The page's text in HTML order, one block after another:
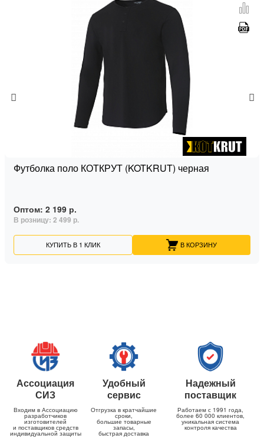
Футболка поло КОТКРУТ (KOTKRUT) черная
Оптом: 2 199 р.
В розницу: 2 499 р.
КУПИТЬ В 1 КЛИК В КОРЗИНУ
Ассоциация
СИЗ
Входим в Ассоциацию
разработчиков
изготовителей
и поставщиков средств
индивидуальной защиты
Удобный
сервис
Отгрузка в кратчайшие
сроки,
большие товарные
запасы,
быстрая доставка
Надежный
поставщик
Работаем с 1991 года,
более 60 000 клиентов,
уникальная система
контроля качества